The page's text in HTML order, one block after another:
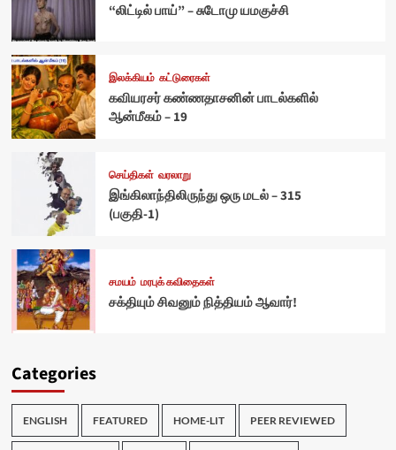
“லிட்டில் பாய்” – சுடோமு யமகுச்சி
இலக்கியம் கட்டுரைகள்
கவியரசர் கண்ணதாசனின் பாடல்களில்
ஆன்மீகம் – 19
செய்திகள் வரலாறு
இங்கிலாந்திலிருந்து ஒரு மடல் – 315
(பகுதி-1)
சமயம் மரபுக் கவிதைகள்
சக்தியும் சிவனும் நித்தியம் ஆவார்!
Categories
ENGLISH FEATURED HOME-LIT PEER REVIEWED